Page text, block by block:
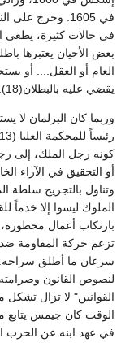
في حالات كثيرة، يطغى
بعض الأحيان يعتبرها
العام أو العقل.... أو
يقضي عليه بالبطلان(18).
وربما كان البرلمان
كونه رجل الملك، إلى
أو التحقيق في الآراء
وتناول بالتجريح سلطة
بارتكاب أعمال
لنصوص القانون
القوانين" لا تزال
الوقت كان جيمس يتابع
في عهد ابنه عن الحرب